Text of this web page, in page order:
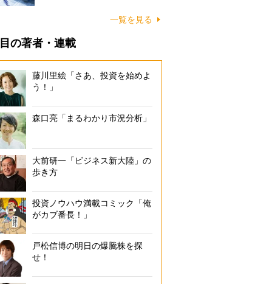
一覧を見る
の著者・連載
藤川里絵「さあ、投資を始めよ
う！」
森口亮「まるわかり市況分析」
大前研一「ビジネス新大陸」の
歩き方
投資ノウハウ満載コミック「俺
がカブ番長！」
戸松信博の明日の爆騰株を探
せ！